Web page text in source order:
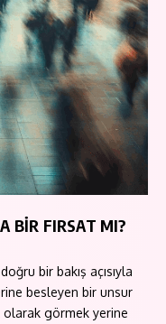
BİR FIRSAT MI?
bir bakış açısıyla
besleyen bir unsur
olarak görmek yerine